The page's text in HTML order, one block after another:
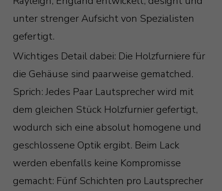
unter strenger Aufsicht von Spezialisten
gefertigt.
Wichtiges Detail dabei: Die Holzfurniere für
die Gehäuse sind paarweise gematched.
Sprich: Jedes Paar Lautsprecher wird mit
dem gleichen Stück Holzfurnier gefertigt,
wodurch sich eine absolut homogene und
geschlossene Optik ergibt. Beim Lack
werden ebenfalls keine Kompromisse
gemacht: Fünf Schichten pro Lautsprecher